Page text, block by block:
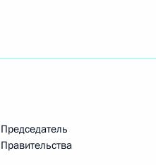
Председатель
Правительства